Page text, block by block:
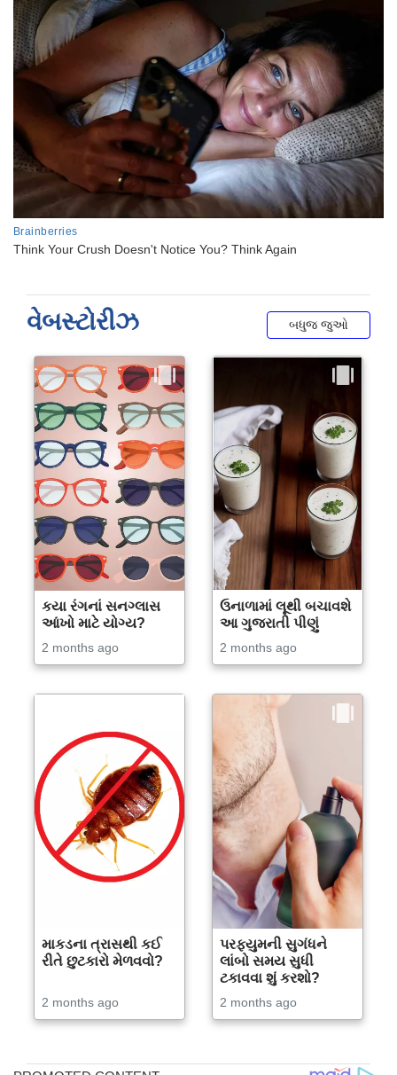
વેબસ્ટોરીઝ બધુજ જુઓ
કયા રંગનાં સનગ્લાસ
આંખો માટે યોગ્ય?
2 months ago
ઉનાળામાં લૂથી બચાવશે
આ ગુજરાતી પીણું
2 months ago
માકડના ત્રાસથી કઈ
રીતે છુટકારો મેળવવો?
2 months ago
પરફ્યુમની સુગંધને
લાંબો સમય સુધી
ટકાવવા શું કરશો?
2 months ago